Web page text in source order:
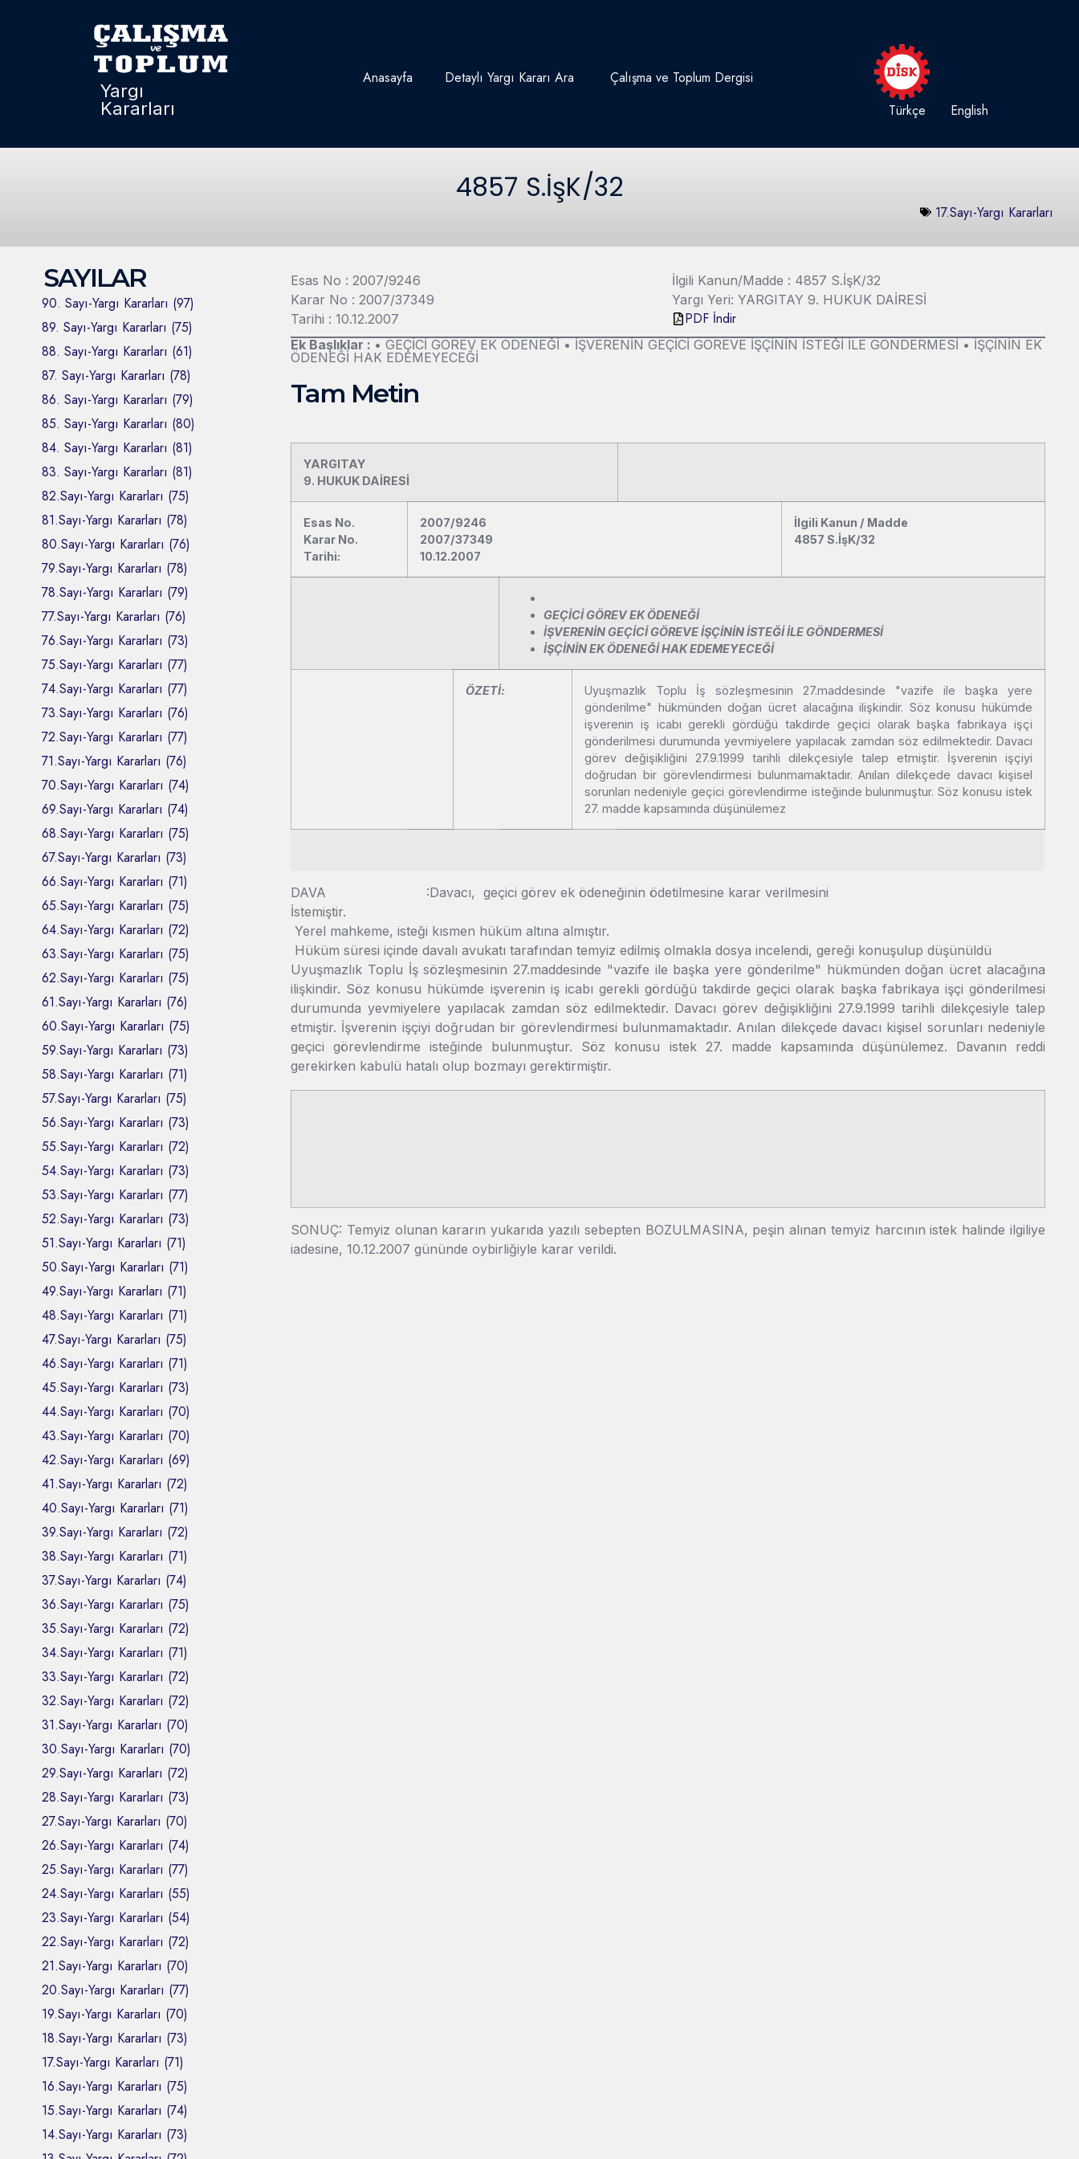
Yargı
Kararları
Anasayfa Detaylı Yargı Kararı Ara
Çalışma ve Toplum Dergisi
Türkçe
English
4857 S.İşK/32
17.Sayı-Yargı Kararları
SAYILAR
90. Sayı-Yargı Kararları (97)
89. Sayı-Yargı Kararları (75)
88. Sayı-Yargı Kararları (61)
87. Sayı-Yargı Kararları (78)
86. Sayı-Yargı Kararları (79)
85. Sayı-Yargı Kararları (80)
84. Sayı-Yargı Kararları (81)
83. Sayı-Yargı Kararları (81)
82.Sayı-Yargı Kararları (75)
81.Sayı-Yargı Kararları (78)
80.Sayı-Yargı Kararları (76)
79.Sayı-Yargı Kararları (78)
78.Sayı-Yargı Kararları (79)
77.Sayı-Yargı Kararları (76)
76.Sayı-Yargı Kararları (73)
75.Sayı-Yargı Kararları (77)
74.Sayı-Yargı Kararları (77)
73.Sayı-Yargı Kararları (76)
72.Sayı-Yargı Kararları (77)
71.Sayı-Yargı Kararları (76)
70.Sayı-Yargı Kararları (74)
69.Sayı-Yargı Kararları (74)
68.Sayı-Yargı Kararları (75)
67.Sayı-Yargı Kararları (73)
66.Sayı-Yargı Kararları (71)
65.Sayı-Yargı Kararları (75)
64.Sayı-Yargı Kararları (72)
63.Sayı-Yargı Kararları (75)
62.Sayı-Yargı Kararları (75)
61.Sayı-Yargı Kararları (76)
60.Sayı-Yargı Kararları (75)
59.Sayı-Yargı Kararları (73)
58.Sayı-Yargı Kararları (71)
57.Sayı-Yargı Kararları (75)
56.Sayı-Yargı Kararları (73)
55.Sayı-Yargı Kararları (72)
54.Sayı-Yargı Kararları (73)
53.Sayı-Yargı Kararları (77)
52.Sayı-Yargı Kararları (73)
51.Sayı-Yargı Kararları (71)
50.Sayı-Yargı Kararları (71)
49.Sayı-Yargı Kararları (71)
48.Sayı-Yargı Kararları (71)
47.Sayı-Yargı Kararları (75)
46.Sayı-Yargı Kararları (71)
45.Sayı-Yargı Kararları (73)
44.Sayı-Yargı Kararları (70)
43.Sayı-Yargı Kararları (70)
42.Sayı-Yargı Kararları (69)
41.Sayı-Yargı Kararları (72)
40.Sayı-Yargı Kararları (71)
39.Sayı-Yargı Kararları (72)
38.Sayı-Yargı Kararları (71)
37.Sayı-Yargı Kararları (74)
36.Sayı-Yargı Kararları (75)
35.Sayı-Yargı Kararları (72)
34.Sayı-Yargı Kararları (71)
33.Sayı-Yargı Kararları (72)
32.Sayı-Yargı Kararları (72)
31.Sayı-Yargı Kararları (70)
30.Sayı-Yargı Kararları (70)
29.Sayı-Yargı Kararları (72)
28.Sayı-Yargı Kararları (73)
27.Sayı-Yargı Kararları (70)
26.Sayı-Yargı Kararları (74)
25.Sayı-Yargı Kararları (77)
24.Sayı-Yargı Kararları (55)
23.Sayı-Yargı Kararları (54)
22.Sayı-Yargı Kararları (72)
21.Sayı-Yargı Kararları (70)
20.Sayı-Yargı Kararları (77)
19.Sayı-Yargı Kararları (70)
18.Sayı-Yargı Kararları (73)
17.Sayı-Yargı Kararları (71)
16.Sayı-Yargı Kararları (75)
15.Sayı-Yargı Kararları (74)
14.Sayı-Yargı Kararları (73)
Esas No : 2007/9246
Karar No : 2007/37349
Tarihi : 10.12.2007
İlgili Kanun/Madde : 4857 S.İşK/32
Yargı Yeri: YARGITAY 9. HUKUK DAİRESİ
PDF İndir
Ek Başlıklar : • GEÇİCİ GÖREV EK ÖDENEĞİ • İŞVERENİN GEÇİCİ GÖREVE İŞÇİNİN İSTEĞİ İLE GÖNDERMESİ • İŞÇİNİN EK
ÖDENEĞİ HAK EDEMEYECEĞİ
Tam Metin
YARGITAY
9. HUKUK DAİRESİ
Esas No.
Karar No.
Tarihi:
2007/9246
2007/37349
10.12.2007
İlgili Kanun / Madde
4857 S.İşK/32
GEÇİCİ GÖREV EK ÖDENEĞİ
İŞVERENİN GEÇİCİ GÖREVE İŞÇİNİN İSTEĞİ İLE GÖNDERMESİ
İŞÇİNİN EK ÖDENEĞİ HAK EDEMEYECEĞİ
ÖZETİ:
Uyuşmazlık Toplu İş sözleşmesinin 27.maddesinde "vazife ile başka yere
gönderilme" hükmünden doğan ücret alacağına ilişkindir. Söz konusu hükümde
işverenin iş icabı gerekli gördüğü takdirde geçici olarak başka fabrikaya işçi
gönderilmesi durumunda yevmiyelere yapılacak zamdan söz edilmektedir. Davacı
görev değişikliğini 27.9.1999 tarihli dilekçesiyle talep etmiştir. İşverenin işçiyi
doğrudan bir görevlendirmesi bulunmamaktadır. Anılan dilekçede davacı kişisel
sorunları nedeniyle geçici görevlendirme isteğinde bulunmuştur. Söz konusu istek
27. madde kapsamında düşünülemez
DAVA :Davacı, geçici görev ek ödeneğinin ödetilmesine karar verilmesini
İstemiştir.
Yerel mahkeme, isteği kısmen hüküm altına almıştır.
Hüküm süresi içinde davalı avukatı tarafından temyiz edilmiş olmakla dosya incelendi, gereği konuşulup düşünüldü
Uyuşmazlık Toplu İş sözleşmesinin 27.maddesinde "vazife ile başka yere gönderilme" hükmünden doğan ücret alacağına
ilişkindir. Söz konusu hükümde işverenin iş icabı gerekli gördüğü takdirde geçici olarak başka fabrikaya işçi gönderilmesi
durumunda yevmiyelere yapılacak zamdan söz edilmektedir. Davacı görev değişikliğini 27.9.1999 tarihli dilekçesiyle talep
etmiştir. İşverenin işçiyi doğrudan bir görevlendirmesi bulunmamaktadır. Anılan dilekçede davacı kişisel sorunları nedeniyle
geçici görevlendirme isteğinde bulunmuştur. Söz konusu istek 27. madde kapsamında düşünülemez. Davanın reddi
gerekirken kabulü hatalı olup bozmayı gerektirmiştir.
SONUÇ: Temyiz olunan kararın yukarıda yazılı sebepten BOZULMASINA, peşin alınan temyiz harcının istek halinde ilgiliye
iadesine, 10.12.2007 gününde oybirliğiyle karar verildi.